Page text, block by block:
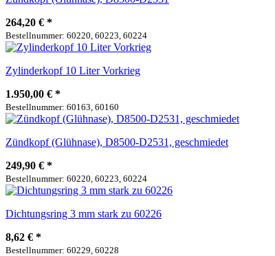
264,20 € *
Bestellnummer: 60220, 60223, 60224
Zylinderkopf 10 Liter Vorkrieg
1.950,00 € *
Bestellnummer: 60163, 60160
Zündkopf (Glühnase), D8500-D2531, geschmiedet
249,90 € *
Bestellnummer: 60220, 60223, 60224
Dichtungsring 3 mm stark zu 60226
8,62 € *
Bestellnummer: 60229, 60228